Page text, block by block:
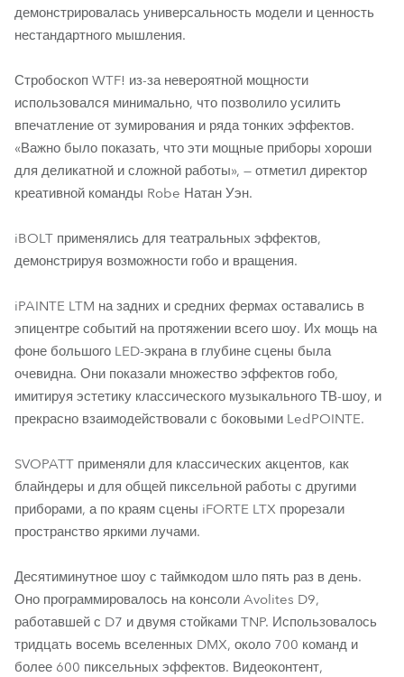
демонстрировалась универсальность модели и ценность
нестандартного мышления.
Стробоскоп WTF! из-за невероятной мощности
использовался минимально, что позволило усилить
впечатление от зумирования и ряда тонких эффектов.
«Важно было показать, что эти мощные приборы хороши
для деликатной и сложной работы», — отметил директор
креативной команды Robe Натан Уэн.
iBOLT применялись для театральных эффектов,
демонстрируя возможности гобо и вращения.
iPAINTE LTM на задних и средних фермах оставались в
эпицентре событий на протяжении всего шоу. Их мощь на
фоне большого LED-экрана в глубине сцены была
очевидна. Они показали множество эффектов гобо,
имитируя эстетику классического музыкального ТВ-шоу, и
прекрасно взаимодействовали с боковыми LedPOINTE.
SVOPATT применяли для классических акцентов, как
блайндеры и для общей пиксельной работы с другими
приборами, а по краям сцены iFORTE LTX прорезали
пространство яркими лучами.
Десятиминутное шоу с таймкодом шло пять раз в день.
Оно программировалось на консоли Avolites D9,
работавшей с D7 и двумя стойками TNP. Использовалось
тридцать восемь вселенных DMX, около 700 команд и
более 600 пиксельных эффектов. Видеоконтент,